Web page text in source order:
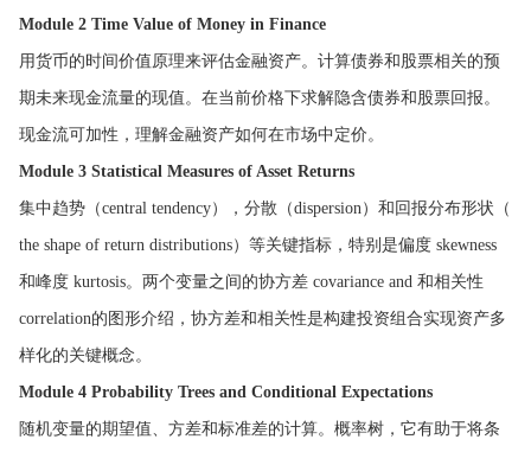
Module 2 Time Value of Money in Finance
用货币的时间价值原理来评估金融资产。计算债券和股票相关的预
期未来现金流量的现值。在当前价格下求解隐含债券和股票回报。
现金流可加性，理解金融资产如何在市场中定价。
Module 3 Statistical Measures of Asset Returns
集中趋势（central tendency），分散（dispersion）和回报分布形状（
the shape of return distributions）等关键指标，特别是偏度 skewness
和峰度 kurtosis。两个变量之间的协方差 covariance and 和相关性
correlation的图形介绍，协方差和相关性是构建投资组合实现资产多
样化的关键概念。
Module 4 Probability Trees and Conditional Expectations
随机变量的期望值、方差和标准差的计算。概率树，它有助于将条